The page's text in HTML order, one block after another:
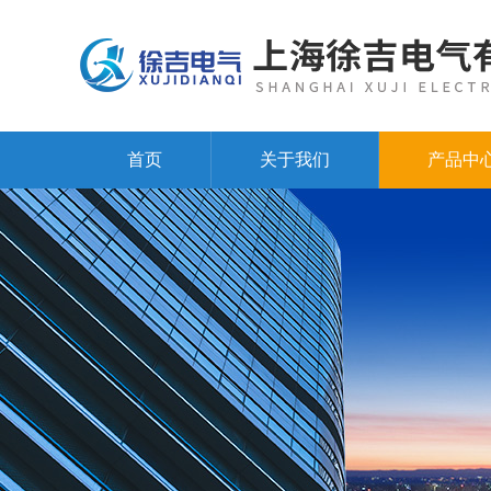
首页 关于我们 产品中